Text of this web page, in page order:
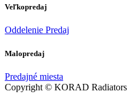
Veľkopredaj
Oddelenie Predaj
Malopredaj
Predajné miesta
Copyright © KORAD Radiators